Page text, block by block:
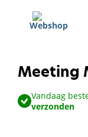
Meeting
Vandaag
verzonden